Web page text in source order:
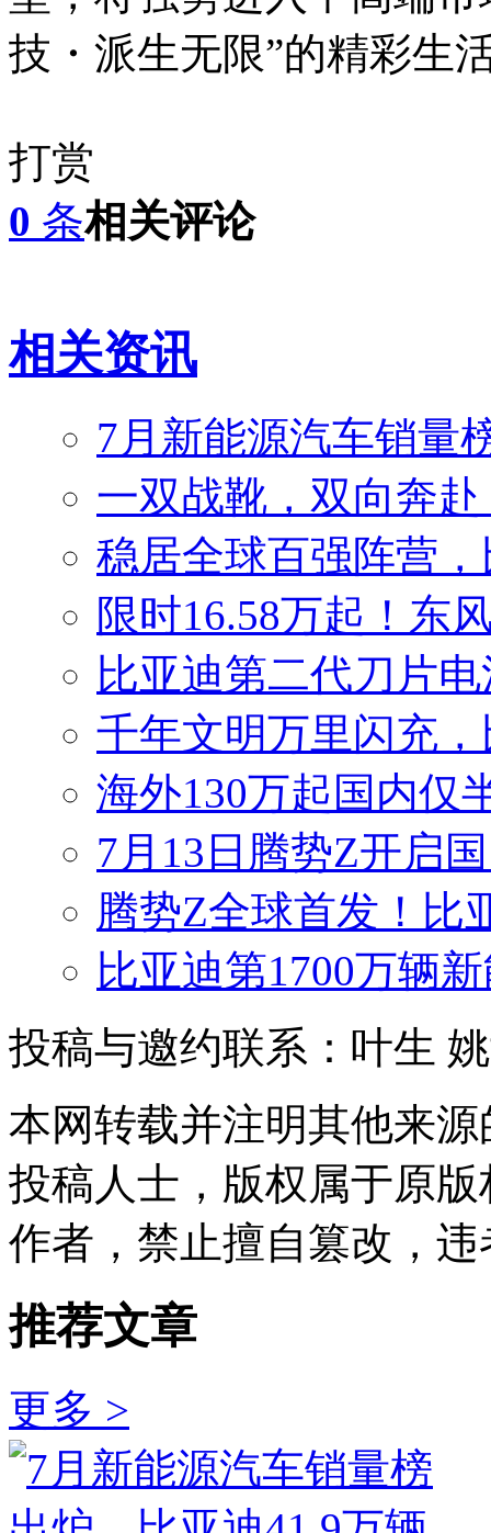
技・派生无限”的精彩生
打赏
0 条相关评论
相关资讯
7月新能源汽车销量
一双战靴，双向奔
稳居全球百强阵营
限时16.58万起！东
比亚迪第二代刀片
千年文明万里闪充
海外130万起国内仅
7月13日腾势Z开启
腾势Z全球首发！比
比亚迪第1700万辆
投稿与邀约联系：叶生
本网转载并注明其他来
投稿人士，版权属于原
作者，禁止擅自篡改，
推荐文章
更多 >